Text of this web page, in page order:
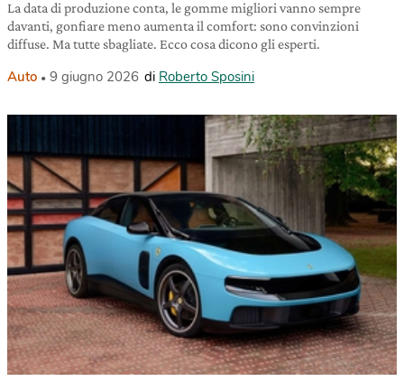
La data di produzione conta, le gomme migliori vanno sempre
davanti, gonfiare meno aumenta il comfort: sono convinzioni
diffuse. Ma tutte sbagliate. Ecco cosa dicono gli esperti.
Auto 9 giugno 2026 di Roberto Sposini